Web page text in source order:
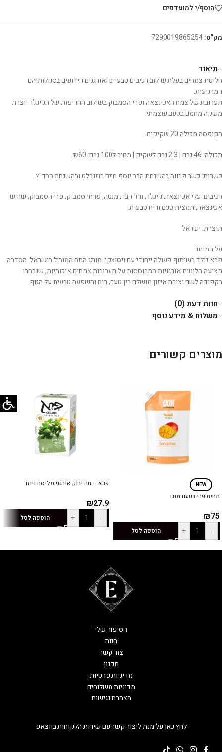
הוסף/י למועדפים
מק"ט:7290019865254
תיאור
חליטת צמחים בעלת שילוב רכיבים טבעיים ואורגנים הידועים בסגולותיהם
המרגיעות.
תערובת של צמח האכינצאה ופרי הסמבוק בשילוב החריפות של הג'ינג'ר יוצרת
משקה מחמם בטעם עוצמתי.
הקופסה מכילה 20 שקיקים.
תכולה: 46 גרם | 2.3 גרם לשקיק | מחיר ל100 גרם: ₪60
כשרות: כשר פרווה בהשגחת הרב יוסף חיים רוזנבלט ובהשגחת הבד"ץ.
רכיבים: עלי אכינצאה, ג'ינג'ר, ורד הבר, מנטה, פרחי סמבוק, פרי הסמבוק, שורש
אכינצאה, תמצית טעם וריח טבעית.
תוצרת: ישראל
על המותג:
פרא נולד בשיתוף פעולה ייחודי עם ויסוצקי מותג התה המוביל בישראל. הסדרה
מציעה חליטות אורגניות המבוססות על תערובות צמחים איכותיות, שנבחרו
בקפידה לשם יצירת איזון מושלם בין טעם, ריח והשפעה טבעית על הגוף.
חוות דעת (0)
משלוח & מידע נוסף
מוצרים קשורים
NEW
מחית פרי בטעם מנגו
₪75
-
+ הוספה לסל
פרא – תה ירוק אורגני מליסה ויוזו
₪27.9
-
+ הוספה לסל
לחץ כאן על מנת ליצור קשר עם שירות הלקוחות בווצאפ
הסיפור שלי
חנות
צור קשר
תקנון
מדיניות פרטיות
מדיניות משלוחים
הצהרת נגישות